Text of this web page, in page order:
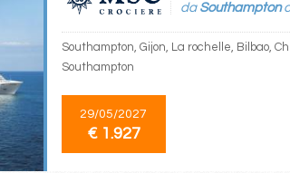
da Southampton
Southampton, Gijon, La rochelle, Bilbao,
Southampton
29/05/2027
€ 1.927